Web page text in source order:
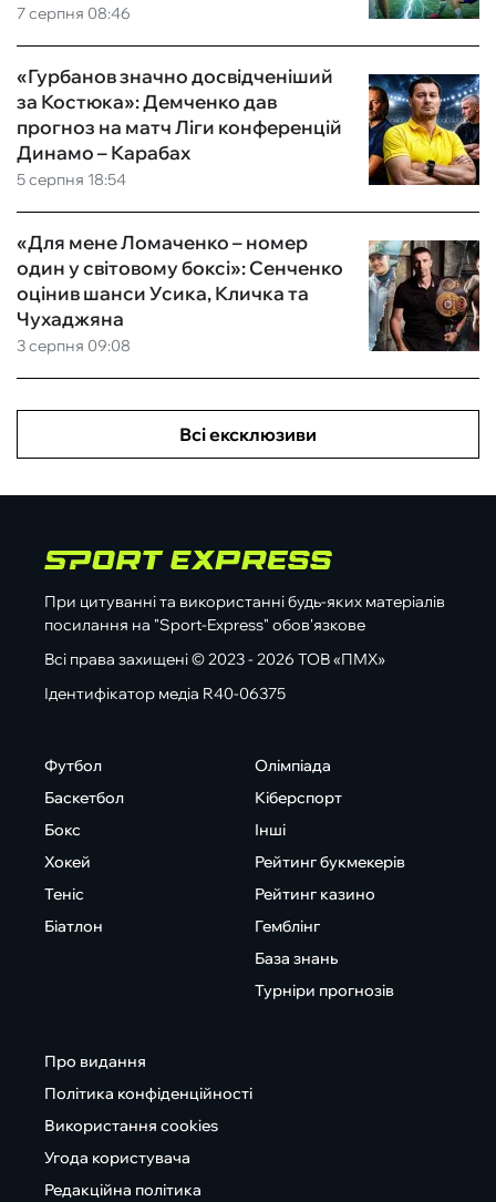
7 серпня 08:46
5 серпня 18:54
«Гурбанов значно досвідченіший
за Костюка»: Демченко дав
прогноз на матч Ліги конференцій
Динамо – Карабах
3 серпня 09:08
«Для мене Ломаченко – номер
один у світовому боксі»: Сенченко
оцінив шанси Усика, Кличка та
Чухаджяна
Всі ексклюзиви
При цитуванні та використанні будь-яких матеріалів
посилання на "Sport-Express" обов'язкове
Всі права захищені © 2023 - 2026 ТОВ «ПМХ»
Ідентифікатор медіа R40-06375
Футбол
Баскетбол
Бокс
Хокей
Теніс
Біатлон
Олімпіада
Кіберспорт
Інші
Рейтинг букмекерів
Рейтинг казино
Гемблінг
База знань
Турніри прогнозів
Про видання
Політика конфіденційності
Використання cookies
Угода користувача
Редакційна політика